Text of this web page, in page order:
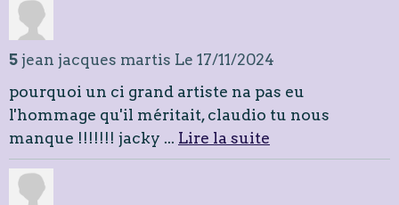
5 jean jacques martis Le 17/11/2024
pourquoi un ci grand artiste na pas eu
l'hommage qu'il méritait, claudio tu nous
manque !!!!!!! jacky ... Lire la suite